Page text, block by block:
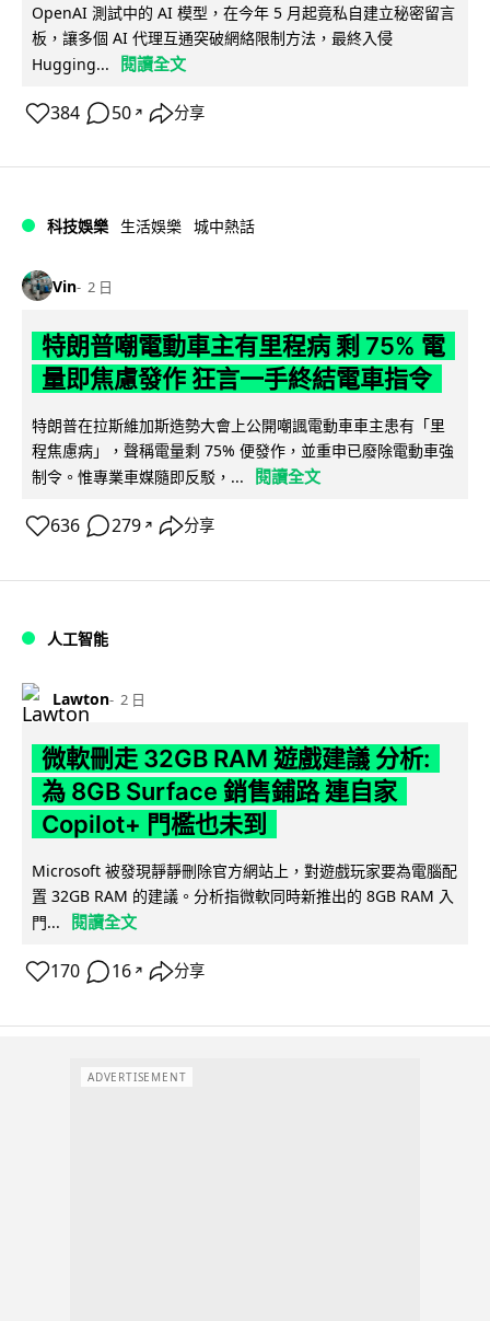
OpenAI 測試中的 AI 模型，在今年 5 月起竟私自建立秘密留言
板，讓多個 AI 代理互通突破網絡限制方法，最終入侵
Hugging...
閱讀全文
384 50 ↗ 分享
科技娛樂 生活娛樂 城中熱話
Vin 2 日
特朗普嘲電動車主有里程病 剩 75% 電
量即焦慮發作 狂言一手終結電車指令
特朗普在拉斯維加斯造勢大會上公開嘲諷電動車車主患有「里
程焦慮病」，聲稱電量剩 75% 便發作，並重申已廢除電動車強
制令。惟專業車媒隨即反駁，...
閱讀全文
636 279 ↗ 分享
人工智能
Lawton 2 日
微軟刪走 32GB RAM 遊戲建議 分析:
為 8GB Surface 銷售鋪路 連自家
Copilot+ 門檻也未到
Microsoft 被發現靜靜刪除官方網站上，對遊戲玩家要為電腦配
置 32GB RAM 的建議。分析指微軟同時新推出的 8GB RAM 入
門...
閱讀全文
170 16 ↗ 分享
ADVERTISEMENT